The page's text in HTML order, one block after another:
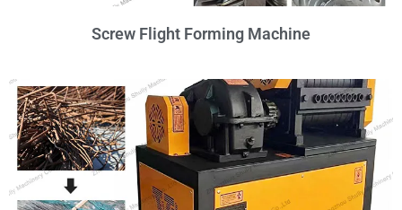
Screw Flight Forming Machine